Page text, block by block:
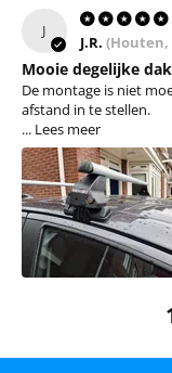
J
J.R. (Houten,
Mooie degelijke
De montage is niet
afstand in te stellen.
... Lees meer